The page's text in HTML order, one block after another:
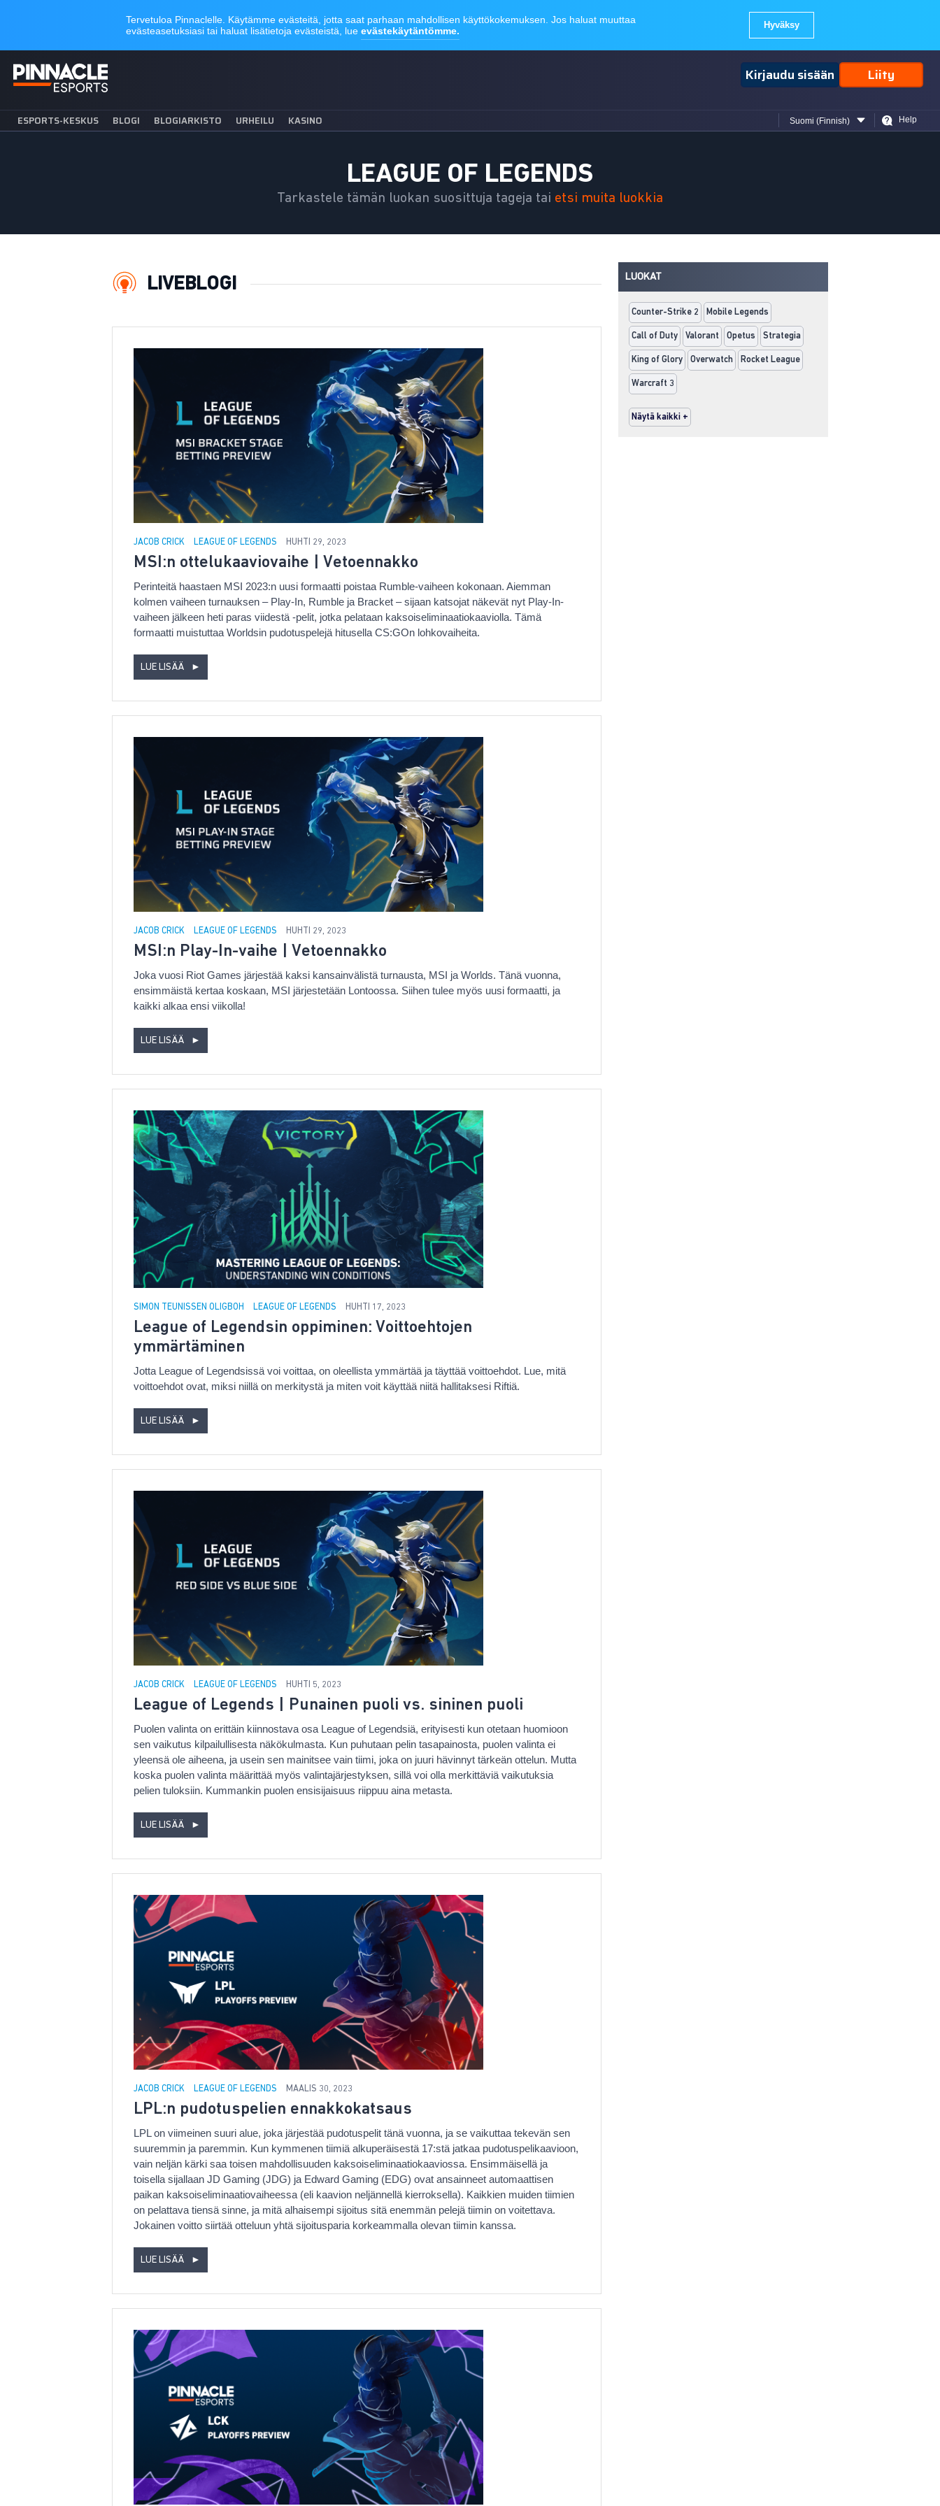
Kirjaudu sisään Liity
ESPORTS-KESKUS BLOGI BLOGIARKISTO URHEILU KASINO Suomi (Finnish) Help
LEAGUE OF LEGENDS
Tarkastele tämän luokan suosittuja tageja tai etsi muita luokkia
LIVEBLOGI
JACOB CRICK LEAGUE OF LEGENDS HUHTI 29, 2023
MSI:n ottelukaaviovaihe | Vetoennakko
Perinteitä haastaen MSI 2023:n uusi formaatti poistaa Rumble-vaiheen kokonaan. Aiemman
kolmen vaiheen turnauksen – Play-In, Rumble ja Bracket – sijaan katsojat näkevät nyt Play-In-
vaiheen jälkeen heti paras viidestä -pelit, jotka pelataan kaksoiseliminaatiokaaviolla. Tämä
formaatti muistuttaa Worldsin pudotuspelejä hitusella CS:GOn lohkovaiheita.
LUE LISÄÄ ►
JACOB CRICK LEAGUE OF LEGENDS HUHTI 29, 2023
MSI:n Play-In-vaihe | Vetoennakko
Joka vuosi Riot Games järjestää kaksi kansainvälistä turnausta, MSI ja Worlds. Tänä vuonna,
ensimmäistä kertaa koskaan, MSI järjestetään Lontoossa. Siihen tulee myös uusi formaatti, ja
kaikki alkaa ensi viikolla!
LUE LISÄÄ ►
SIMON TEUNISSEN OLIGBOH LEAGUE OF LEGENDS HUHTI 17, 2023
League of Legendsin oppiminen: Voittoehtojen
ymmärtäminen
Jotta League of Legendsissä voi voittaa, on oleellista ymmärtää ja täyttää voittoehdot. Lue, mitä
voittoehdot ovat, miksi niillä on merkitystä ja miten voit käyttää niitä hallitaksesi Riftiä.
LUE LISÄÄ ►
JACOB CRICK LEAGUE OF LEGENDS HUHTI 5, 2023
League of Legends | Punainen puoli vs. sininen puoli
Puolen valinta on erittäin kiinnostava osa League of Legendsiä, erityisesti kun otetaan huomioon
sen vaikutus kilpailullisesta näkökulmasta. Kun puhutaan pelin tasapainosta, puolen valinta ei
yleensä ole aiheena, ja usein sen mainitsee vain tiimi, joka on juuri hävinnyt tärkeän ottelun. Mutta
koska puolen valinta määrittää myös valintajärjestyksen, sillä voi olla merkittäviä vaikutuksia
pelien tuloksiin. Kummankin puolen ensisijaisuus riippuu aina metasta.
LUE LISÄÄ ►
JACOB CRICK LEAGUE OF LEGENDS MAALIS 30, 2023
LPL:n pudotuspelien ennakkokatsaus
LPL on viimeinen suuri alue, joka järjestää pudotuspelit tänä vuonna, ja se vaikuttaa tekevän sen
suuremmin ja paremmin. Kun kymmenen tiimiä alkuperäisestä 17:stä jatkaa pudotuspelikaavioon,
vain neljän kärki saa toisen mahdollisuuden kaksoiseliminaatiokaaviossa. Ensimmäisellä ja
toisella sijallaan JD Gaming (JDG) ja Edward Gaming (EDG) ovat ansainneet automaattisen
paikan kaksoiseliminaatiovaiheessa (eli kaavion neljännellä kierroksella). Kaikkien muiden tiimien
on pelattava tiensä sinne, ja mitä alhaisempi sijoitus sitä enemmän pelejä tiimin on voitettava.
Jokainen voitto siirtää otteluun yhtä sijoitusparia korkeammalla olevan tiimin kanssa.
LUE LISÄÄ ►
LUOKAT
Counter-Strike 2 Mobile Legends
Call of Duty Valorant Opetus Strategia
King of Glory Overwatch Rocket League
Warcraft 3
Näytä kaikki +